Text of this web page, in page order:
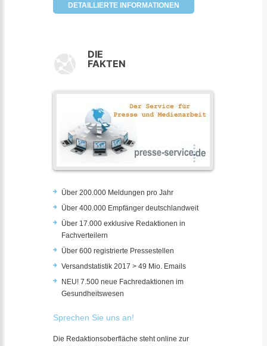
DETAILLIERTE INFORMATIONEN
DIE
FAKTEN
Über 200.000 Meldungen pro Jahr
Über 400.000 Empfänger deutschlandweit
Über 17.000 exklusive Redaktionen in
Fachverteilern
Über 600 registrierte Pressestellen
Versandstatistik 2017 > 49 Mio. Emails
NEU! 7.500 neue Fachredaktionen im
Gesundheitswesen
Sprechen Sie uns an!
Die Redaktionsoberfläche steht online zur